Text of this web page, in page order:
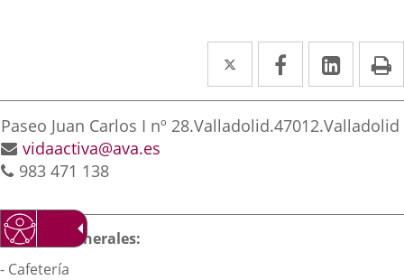
Twitter
Enlace
a
una
Facebook
Enlace
a
una
Enlace
a
una
Postal
address
Paseo Juan Carlos I nº 28.Valladolid.47012.Valladolid
Email
vidaactiva@ava.es
Phones
983 471 138
Descripción
Servicios generales:
- Cafetería